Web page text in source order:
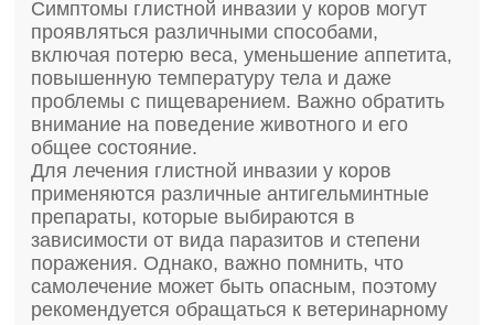
Симптомы глистной инвазии у коров могут
проявляться различными способами,
включая потерю веса, уменьшение аппетита,
повышенную температуру тела и даже
проблемы с пищеварением. Важно обратить
внимание на поведение животного и его
общее состояние.
Для лечения глистной инвазии у коров
применяются различные антигельминтные
препараты, которые выбираются в
зависимости от вида паразитов и степени
поражения. Однако, важно помнить, что
самолечение может быть опасным, поэтому
рекомендуется обращаться к ветеринарному